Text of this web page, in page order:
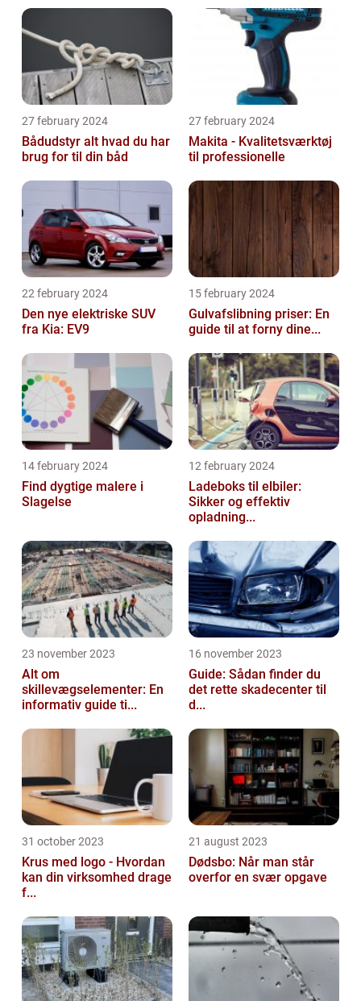
27 february 2024
Bådudstyr alt hvad du har
brug for til din båd
27 february 2024
Makita - Kvalitetsværktøj
til professionelle
22 february 2024
Den nye elektriske SUV
fra Kia: EV9
15 february 2024
Gulvafslibning priser: En
guide til at forny dine...
14 february 2024
Find dygtige malere i
Slagelse
12 february 2024
Ladeboks til elbiler:
Sikker og effektiv
opladning...
23 november 2023
Alt om
skillevægselementer: En
informativ guide ti...
16 november 2023
Guide: Sådan finder du
det rette skadecenter til
d...
31 october 2023
Krus med logo - Hvordan
kan din virksomhed drage
f...
21 august 2023
Dødsbo: Når man står
overfor en svær opgave